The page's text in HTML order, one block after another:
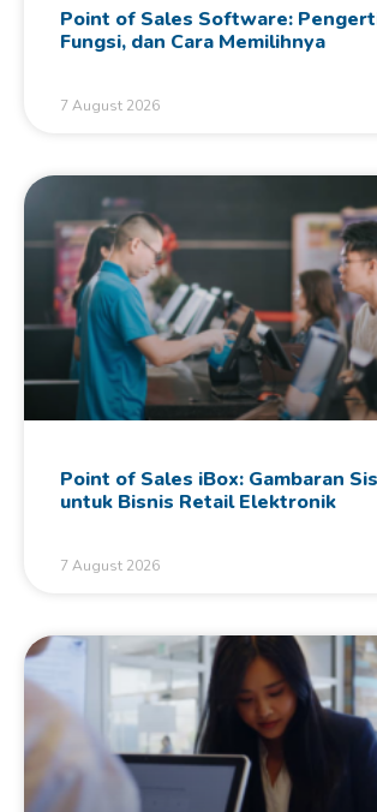
Point of Sales Software:
Fungsi, dan Cara Memilihnya
7 August 2026
Point of Sales iBox: Gambaran
untuk Bisnis Retail Elektronik
7 August 2026